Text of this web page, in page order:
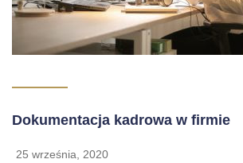
Dokumentacja kadrowa w firmie
25 września, 2020